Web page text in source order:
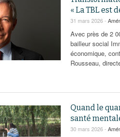
« La TBL est
31 mars 2026 -
Avec près de 2
bailleur social
économique,
Rousseau,
Quand le
santé
30 mars 2026 -